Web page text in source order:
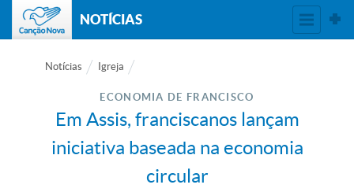
NOTÍCIAS
Notícias Igreja
ECONOMIA DE FRANCISCO
Em Assis, franciscanos lançam
iniciativa baseada na economia
circular